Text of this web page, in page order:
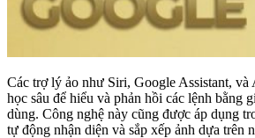
Các trợ lý ảo như Siri, Google Assistant, và
học sâu để hiểu và phản hồi các lệnh bằng
dùng. Công nghệ này cũng được áp dụng
tự động nhận diện và sắp xếp ảnh dựa trên